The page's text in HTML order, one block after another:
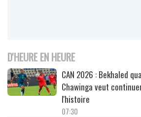
D'HEURE EN HEURE
CAN 2026 : Bekhaled
Chawinga veut
l'histoire
07:30